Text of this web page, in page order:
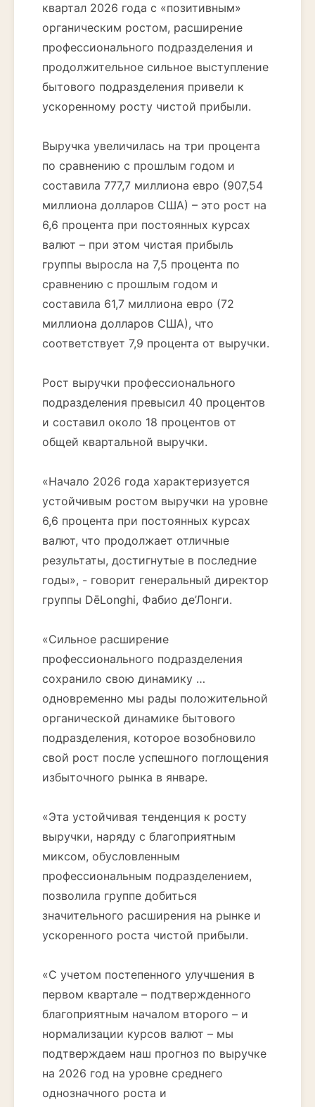
квартал 2026 года с «позитивным»
органическим ростом, расширение
профессионального подразделения и
продолжительное сильное выступление
бытового подразделения привели к
ускоренному росту чистой прибыли.
Выручка увеличилась на три процента
по сравнению с прошлым годом и
составила 777,7 миллиона евро (907,54
миллиона долларов США) – это рост на
6,6 процента при постоянных курсах
валют – при этом чистая прибыль
группы выросла на 7,5 процента по
сравнению с прошлым годом и
составила 61,7 миллиона евро (72
миллиона долларов США), что
соответствует 7,9 процента от выручки.
Рост выручки профессионального
подразделения превысил 40 процентов
и составил около 18 процентов от
общей квартальной выручки.
«Начало 2026 года характеризуется
устойчивым ростом выручки на уровне
6,6 процента при постоянных курсах
валют, что продолжает отличные
результаты, достигнутые в последние
годы», - говорит генеральный директор
группы DēLonghi, Фабио де’Лонги.
«Сильное расширение
профессионального подразделения
сохранило свою динамику …
одновременно мы рады положительной
органической динамике бытового
подразделения, которое возобновило
свой рост после успешного поглощения
избыточного рынка в январе.
«Эта устойчивая тенденция к росту
выручки, наряду с благоприятным
миксом, обусловленным
профессиональным подразделением,
позволила группе добиться
значительного расширения на рынке и
ускоренного роста чистой прибыли.
«С учетом постепенного улучшения в
первом квартале – подтвержденного
благоприятным началом второго – и
нормализации курсов валют – мы
подтверждаем наш прогноз по выручке
на 2026 год на уровне среднего
однозначного роста и